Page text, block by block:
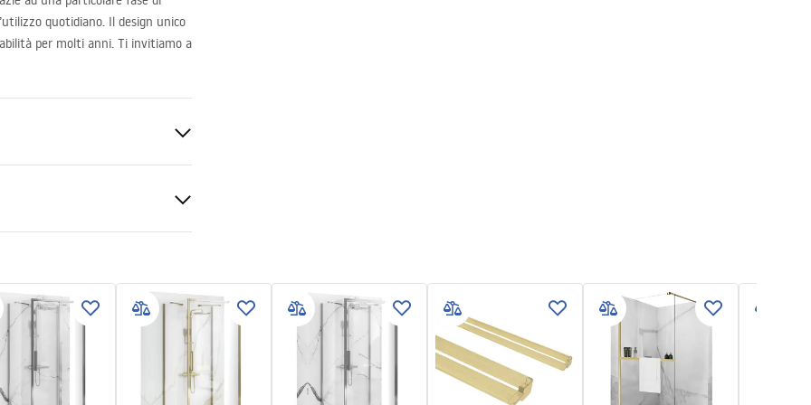
quotidiano. Il design unico
per molti anni. Ti invitiamo a
_5.pdf